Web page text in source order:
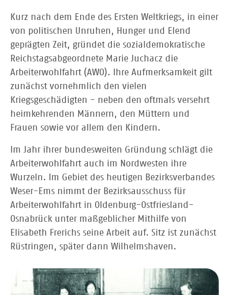
Kurz nach dem Ende des Ersten Weltkriegs, in einer
von politischen Unruhen, Hunger und Elend
geprägten Zeit, gründet die sozialdemokratische
Reichstagsabgeordnete Marie Juchacz die
Arbeiterwohlfahrt (AWO). Ihre Aufmerksamkeit gilt
zunächst vornehmlich den vielen
Kriegsgeschädigten - neben den oftmals versehrt
heimkehrenden Männern, den Müttern und
Frauen sowie vor allem den Kindern.
Im Jahr ihrer bundesweiten Gründung schlägt die
Arbeiterwohlfahrt auch im Nordwesten ihre
Wurzeln. Im Gebiet des heutigen Bezirksverbandes
Weser-Ems nimmt der Bezirksausschuss für
Arbeiterwohlfahrt in Oldenburg-Ostfriesland-
Osnabrück unter maßgeblicher Mithilfe von
Elisabeth Frerichs seine Arbeit auf. Sitz ist zunächst
Rüstringen, später dann Wilhelmshaven.